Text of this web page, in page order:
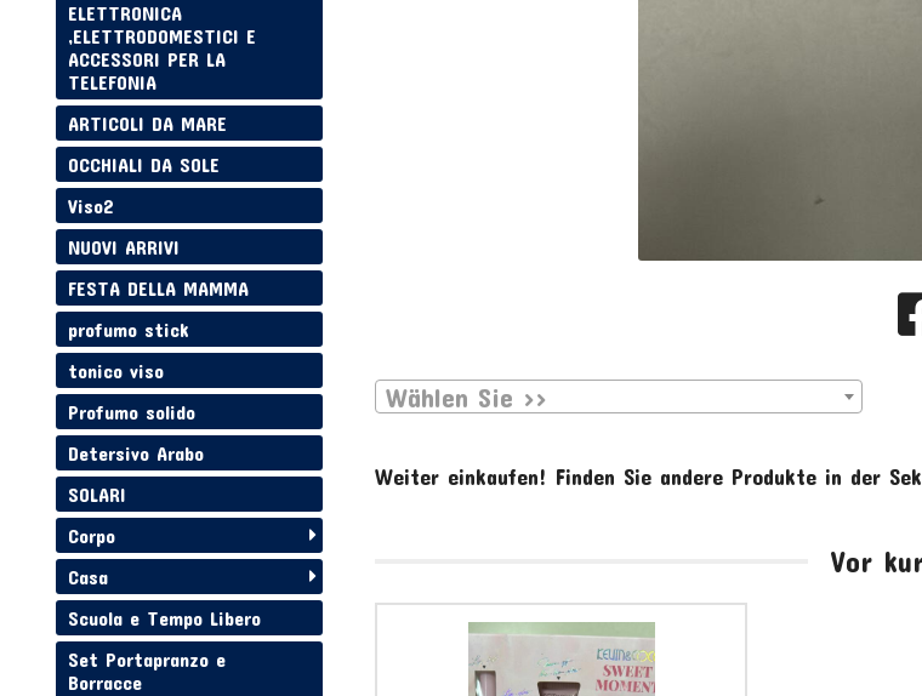
Wählen Sie >>
Weiter einkaufen! Finden Sie andere Produkte in der
Vor
ELETTRONICA
,ELETTRODOMESTICI E
ACCESSORI PER LA
TELEFONIA
ARTICOLI DA MARE
OCCHIALI DA SOLE
Viso2
NUOVI ARRIVI
FESTA DELLA MAMMA
profumo stick
tonico viso
Profumo solido
Detersivo Arabo
SOLARI
Corpo
Casa
Scuola e Tempo Libero
Set Portapranzo e
Borracce